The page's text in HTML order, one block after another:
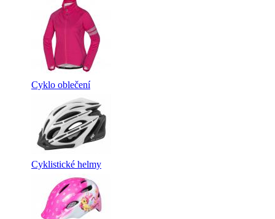
Cyklo oblečení
Cyklistické helmy